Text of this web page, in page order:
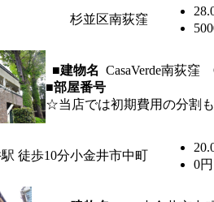
杉並区南荻窪
■建物名 CasaVerde南荻
■部屋番号
☆当店では初期費用の分割
徒歩10分小金井市中町
0円